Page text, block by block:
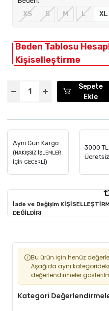
XS
S M L XL
Beden Tablosu
Kişiselleştirme
Sepete
Ekle
Aynı Gün Kargo
(NAKIŞSIZ İŞLEMLER
İÇİN GEÇERLİ)
3000
İade ve Değişim
DEĞİLDİR!
Bu ürün için henüz
Aşağıda aynı
değerlendirmeler
Kategori